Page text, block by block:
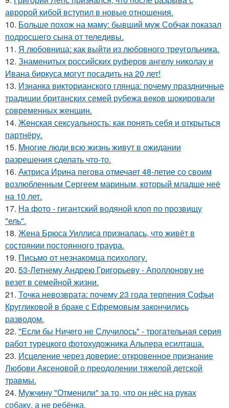
авророй кибой вступил в новые отношения.
10. Больше похож на маму: бывший муж Собчак показал
подросшего сына от теледивы.
11. Я любовница: как выйти из любовного треугольника.
12. Знаменитых российских руферов ангелу николау и
Ивана биркуса могут посадить на 20 лет!
13. Изнанка викторианского глянца: почему праздничные
традиции британских семей рубежа веков шокировали
современных женщин.
14. Женская сексуальность: как понять себя и открыться
партнёру.
15. Mногие люди всю жизнь живут в ожидании
разрешения сделать что-то.
16. Актриса Ирина пегова отмечает 48-летие со своим
возлюбленным Сергеем мариным, который младше неё
на 10 лет.
17. На фото - гигантский водяной клоп по прозвищу
"ель".
18. Жена Брюса Уиллиса призналась, что живёт в
состоянии постоянного траура.
19. Письмo от незнакомца пcихологу.
20. 53-Летнему Андрею Григорьеву - Аполлонову не
везет в семейной жизни.
21. Точка невозврата: почему 23 года терпения Софьи
Кругликовой в браке с Ефремовым закончились
разводом.
22. "Если бы Ничего не Случилось" - трогательная серия
работ турецкого фотохудожника Альпера есилташа.
23. Исцеление через доверие: откровенное признание
Любови Аксеновой о преодолении тяжелой детской
травмы.
24. Мужчину "Отменили" за то, что он нёс на руках
собаку, а не ребёнка.